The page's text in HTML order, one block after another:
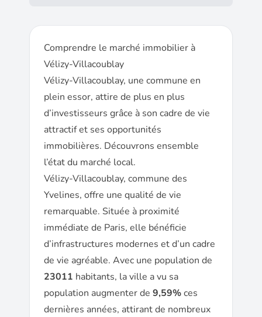
Comprendre le marché immobilier à
Vélizy-Villacoublay
Vélizy-Villacoublay, une commune en
plein essor, attire de plus en plus
d’investisseurs grâce à son cadre de vie
attractif et ses opportunités
immobilières. Découvrons ensemble
l’état du marché local.
Vélizy-Villacoublay, commune des
Yvelines, offre une qualité de vie
remarquable. Située à proximité
immédiate de Paris, elle bénéficie
d’infrastructures modernes et d’un cadre
de vie agréable. Avec une population de
23011 habitants, la ville a vu sa
population augmenter de 9,59%ces
dernières années, attirant de nombreux